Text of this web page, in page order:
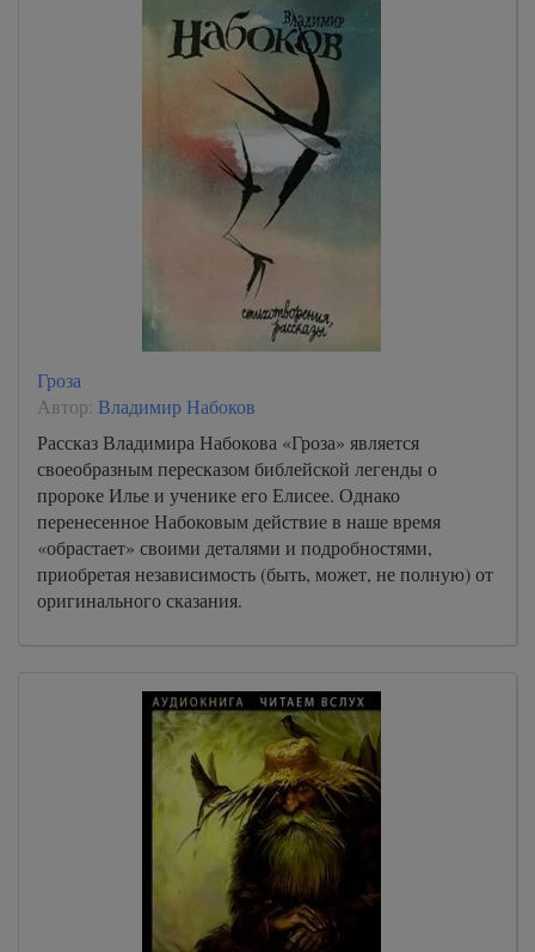
Гроза
Автор: Владимир Набоков
Рассказ Владимира Набокова «Гроза» является
своеобразным пересказом библейской легенды о
пророке Илье и ученике его Елисее. Однако
перенесенное Набоковым действие в наше время
«обрастает» своими деталями и подробностями,
приобретая независимость (быть, может, не полную) от
оригинального сказания.